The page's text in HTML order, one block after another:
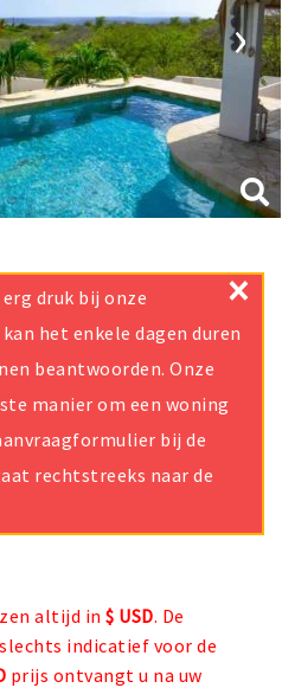
›
×
druk bij onze
het enkele dagen duren
beantwoorden. Onze
manier om een woning
bij de
rechtstreeks naar de
altijd in $ USD. De
indicatief voor de
prijs ontvangt u na uw